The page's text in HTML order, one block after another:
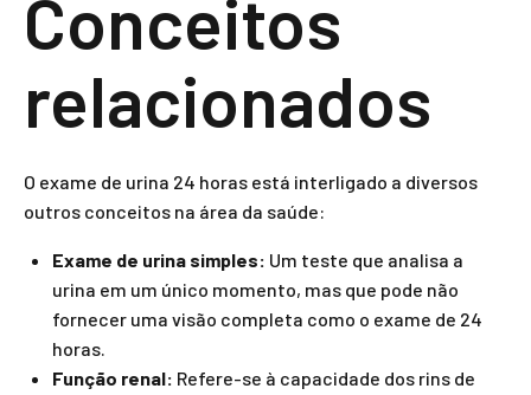
Conceitos
relacionados
O exame de urina 24 horas está interligado a diversos
outros conceitos na área da saúde:
Exame de urina simples: Um teste que analisa a
urina em um único momento, mas que pode não
fornecer uma visão completa como o exame de 24
horas.
Função renal: Refere-se à capacidade dos rins de